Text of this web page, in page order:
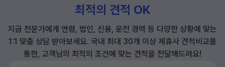
최적의 견적 OK
지금 전문가에게 연령, 법인, 신용, 운전 경력 등 다양한 상황에 맞는
1:1 맞춤 상담 받아보세요. 국내 최대 30개 이상 제휴사 견적비교를
통한, 고객님의 최적의 조건에 맞는 견적을 전달해드려요!